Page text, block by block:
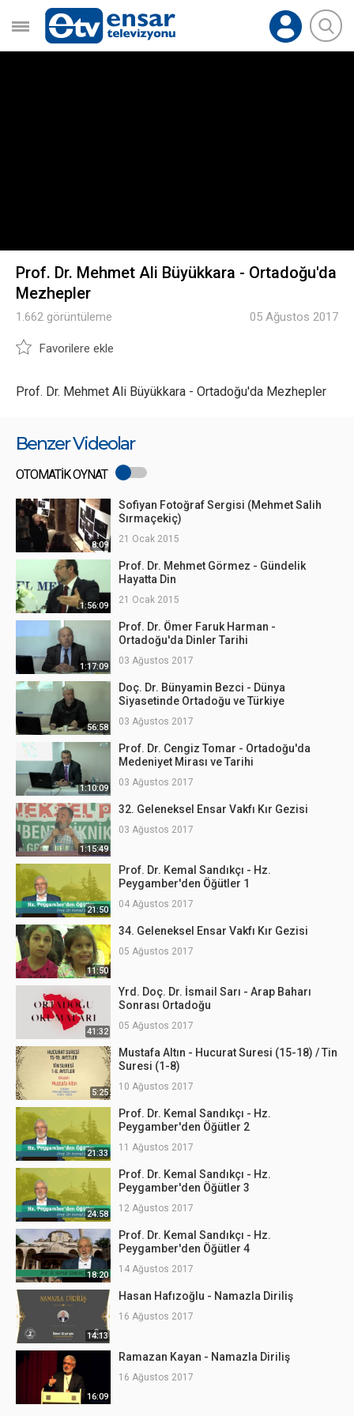
Prof. Dr. Mehmet Ali Büyükkara - Ortadoğu'da
Mezhepler
1.662 görüntüleme 05 Ağustos 2017
Favorilere ekle
Prof. Dr. Mehmet Ali Büyükkara - Ortadoğu'da Mezhepler
Benzer Videolar
OTOMATİK OYNAT
8:09
Sofiyan Fotoğraf Sergisi (Mehmet Salih
Sırmaçekiç)
21 Ocak 2015
1:56:09
Prof. Dr. Mehmet Görmez - Gündelik
Hayatta Din
21 Ocak 2015
1:17:09
Prof. Dr. Ömer Faruk Harman -
Ortadoğu'da Dinler Tarihi
03 Ağustos 2017
56:58
Doç. Dr. Bünyamin Bezci - Dünya
Siyasetinde Ortadoğu ve Türkiye
03 Ağustos 2017
1:10:09
Prof. Dr. Cengiz Tomar - Ortadoğu'da
Medeniyet Mirası ve Tarihi
03 Ağustos 2017
1:15:49
32. Geleneksel Ensar Vakfı Kır Gezisi
03 Ağustos 2017
21:50
Prof. Dr. Kemal Sandıkçı - Hz.
Peygamber'den Öğütler 1
04 Ağustos 2017
11:50
34. Geleneksel Ensar Vakfı Kır Gezisi
05 Ağustos 2017
41:32
Yrd. Doç. Dr. İsmail Sarı - Arap Baharı
Sonrası Ortadoğu
05 Ağustos 2017
5:25
Mustafa Altın - Hucurat Suresi (15-18) / Tin
Suresi (1-8)
10 Ağustos 2017
21:33
Prof. Dr. Kemal Sandıkçı - Hz.
Peygamber'den Öğütler 2
11 Ağustos 2017
24:58
Prof. Dr. Kemal Sandıkçı - Hz.
Peygamber'den Öğütler 3
12 Ağustos 2017
18:20
Prof. Dr. Kemal Sandıkçı - Hz.
Peygamber'den Öğütler 4
14 Ağustos 2017
14:13
Hasan Hafızoğlu - Namazla Diriliş
16 Ağustos 2017
16:09
Ramazan Kayan - Namazla Diriliş
16 Ağustos 2017